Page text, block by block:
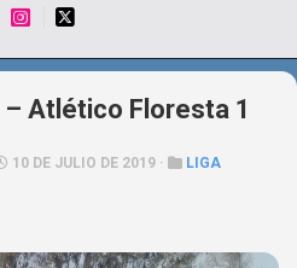
Atlético Floresta 1
10 DE JULIO DE 2019 ·
LIGA